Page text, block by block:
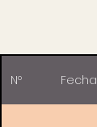
Nº Fecha